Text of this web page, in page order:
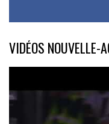
VIDÉOS NOUVELLE-